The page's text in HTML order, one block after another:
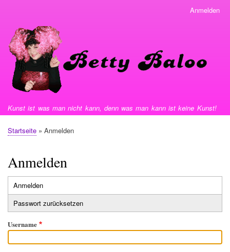
menu
Anmelden
Kunst ist was man nicht kann, denn was man kann ist keine Kunst!
Pfadnavigation
Startseite Anmelden
Anmelden
Primäre
Reiter
Anmelden
Passwort zurücksetzen
Username